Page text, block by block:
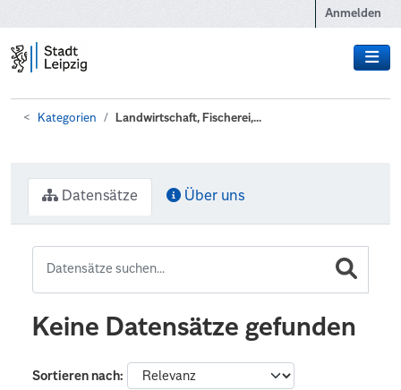
Anmelden
Kategorien Landwirtschaft, Fischerei,...
Datensätze Über uns
Keine Datensätze gefunden
Sortieren nach